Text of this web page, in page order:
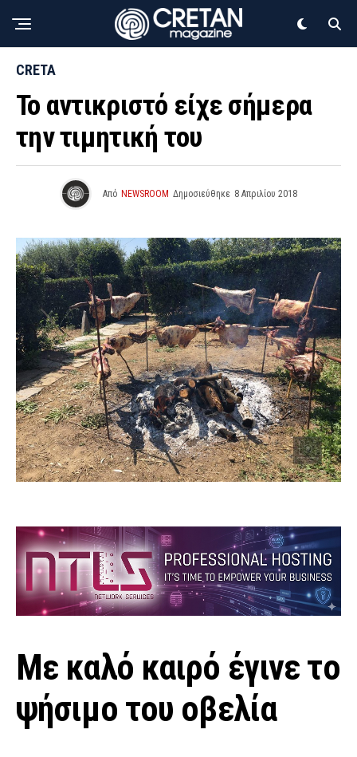
CRETA
Το αντικριστό είχε σήμερα
την τιμητική του
Από NEWSROOM Δημοσιεύθηκε 8 Απριλίου 2018
Με καλό καιρό έγινε το
ψήσιμο του οβελία